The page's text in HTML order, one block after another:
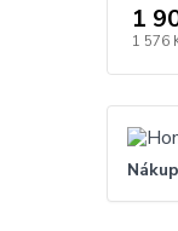
1
1 576